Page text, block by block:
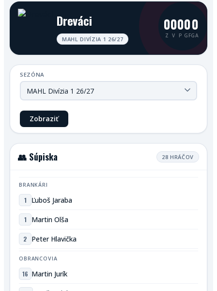
Dreváci
MAHL DIVÍZIA 1 26/27
0
Z
0
V
0
P
0
GF
0
GA
SEZÓNA
Zobraziť
👥 Súpiska 28 HRÁČOV
BRANKÁRI
1 Ľuboš Jaraba
1 Martin Olša
2 Peter Hlavička
OBRANCOVIA
16 Martin Jurík